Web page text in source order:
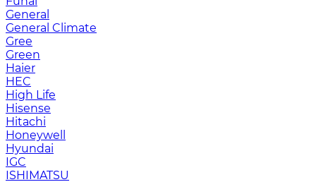
General
General Climate
Gree
Green
Haier
HEC
High Life
Hisense
Hitachi
Honeywell
Hyundai
IGC
ISHIMATSU